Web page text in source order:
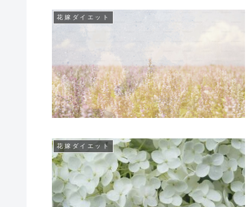
花嫁ダイエット
花嫁ダイエット